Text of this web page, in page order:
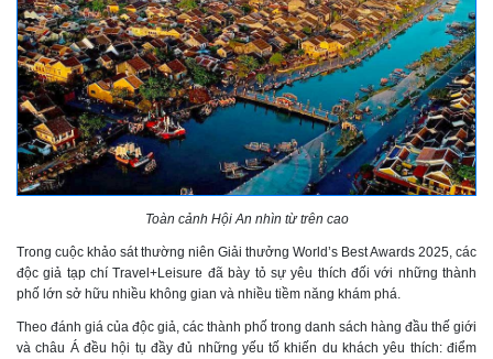
Toàn cảnh Hội An nhìn từ trên cao
Trong cuộc khảo sát thường niên Giải thưởng World’s Best Awards 2025, các
độc giả tạp chí Travel+Leisure đã bày tỏ sự yêu thích đối với những thành
phố lớn sở hữu nhiều không gian và nhiều tiềm năng khám phá.
Theo đánh giá của độc giả, các thành phố trong danh sách hàng đầu thế giới
và châu Á đều hội tụ đầy đủ những yếu tố khiến du khách yêu thích: điểm